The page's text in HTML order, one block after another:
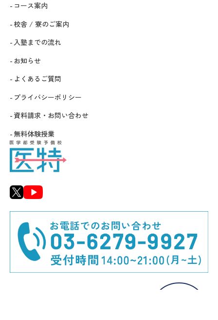
コース案内
校舎 / 寮のご案内
入塾までの流れ
お知らせ
よくあるご質問
プライバシーポリシー
資料請求・お問い合わせ
無料体験授業